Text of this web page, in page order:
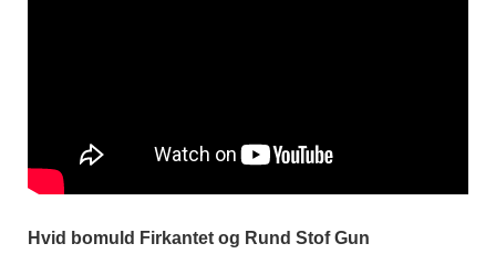
Hvid bomuld Firkantet og Rund Stof Gun